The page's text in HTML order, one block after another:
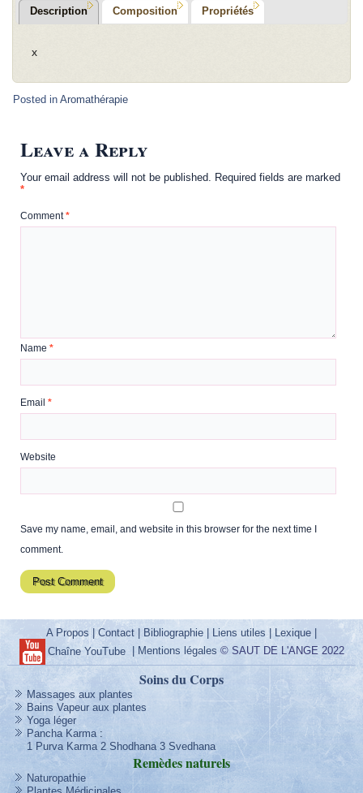
Description Composition Propriétés
x
Posted in Aromathérapie
Leave a Reply
Your email address will not be published. Required fields are marked
*
Comment*
Name*
Email*
Website
Save my name, email, and website in this browser for the next time I
comment.
A Propos |Contact Bibliographie Liens utiles | Lexique
Chaîne YouTube| Mentions légales © SAUT DE L'ANGE 2022
Soins du Corps
Massages aux plantes
Bains Vapeur aux plantes
Yoga léger
Pancha Karma:
1 Purva Karma 2 Shodhana 3 Svedhana
Remèdesnaturels
Naturopathie